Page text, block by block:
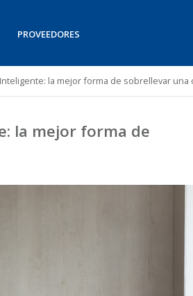
PROVEEDORES
la mejor forma de sobrellevar una
la mejor forma de